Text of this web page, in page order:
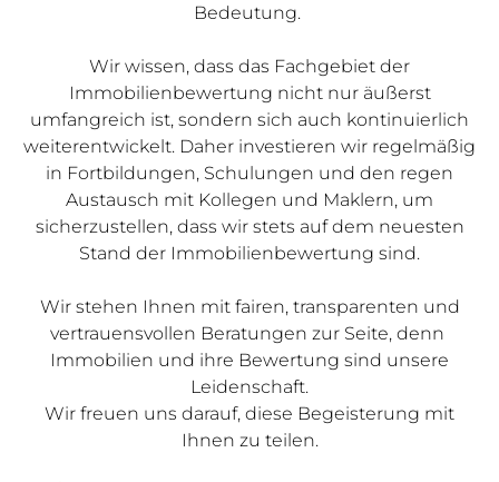
Bedeutung.
Wir wissen, dass das Fachgebiet der
Immobilienbewertung nicht nur äußerst
umfangreich ist, sondern sich auch kontinuierlich
weiterentwickelt. Daher investieren wir regelmäßig
in Fortbildungen, Schulungen und den regen
Austausch mit Kollegen und Maklern, um
sicherzustellen, dass wir stets auf dem neuesten
Stand der Immobilienbewertung sind.
Wir stehen Ihnen mit fairen, transparenten und
vertrauensvollen Beratungen zur Seite, denn
Immobilien und ihre Bewertung sind unsere
Leidenschaft.
Wir freuen uns darauf, diese Begeisterung mit
Ihnen zu teilen.